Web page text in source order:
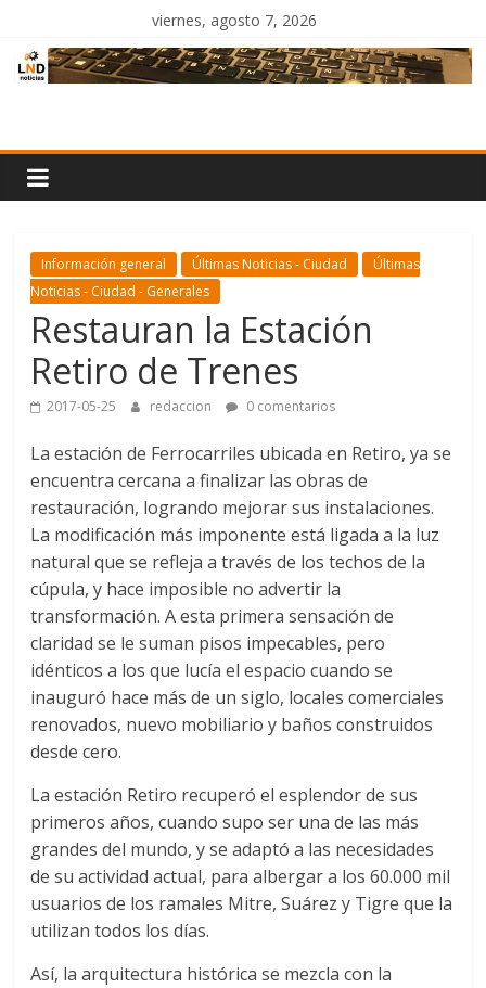
contenido
viernes, agosto 7, 2026
Noticias
Información general Últimas Noticias - Ciudad
Últimas
Noticias - Ciudad - Generales
Restauran la Estación
Retiro de Trenes
2017-05-25 redaccion 0 comentarios
La estación de Ferrocarriles ubicada en Retiro, ya se
encuentra cercana a finalizar las obras de
restauración, logrando mejorar sus instalaciones.
La modificación más imponente está ligada a la luz
natural que se refleja a través de los techos de la
cúpula, y hace imposible no advertir la
transformación. A esta primera sensación de
claridad se le suman pisos impecables, pero
idénticos a los que lucía el espacio cuando se
inauguró hace más de un siglo, locales comerciales
renovados, nuevo mobiliario y baños construidos
desde cero.
La estación Retiro recuperó el esplendor de sus
primeros años, cuando supo ser una de las más
grandes del mundo, y se adaptó a las necesidades
de su actividad actual, para albergar a los 60.000 mil
usuarios de los ramales Mitre, Suárez y Tigre que la
utilizan todos los días.
Así, la arquitectura histórica se mezcla con la